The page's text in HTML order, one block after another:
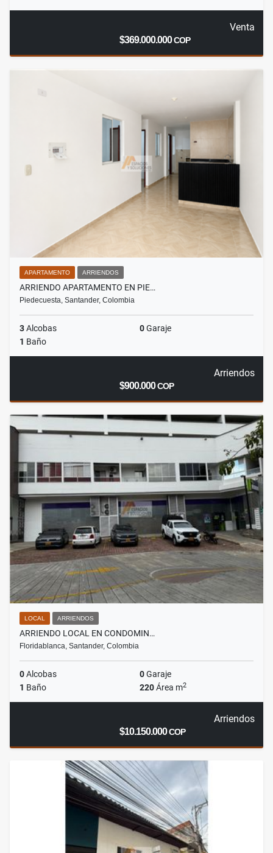
Venta
$369.000.000COP
APARTAMENTO ARRIENDOS
ARRIENDO APARTAMENTO EN PIE…
Piedecuesta, Santander, Colombia
3Alcobas 0Garaje
1 Baño
Arriendos
$900.000COP
LOCAL ARRIENDOS
ARRIENDO LOCAL EN CONDOMIN…
Floridablanca, Santander, Colombia
0Alcobas 0Garaje
1 Baño 220Área m2
Arriendos
$10.150.000COP